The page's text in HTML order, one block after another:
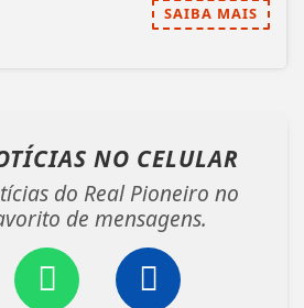
SAIBA MAIS
NO CELULAR
do Real Pioneiro no
de mensagens.